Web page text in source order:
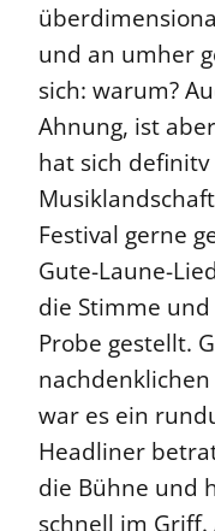
und an umher
sich: warum?
Ahnung, ist
hat sich
Festival gerne
Gute-Laune-
die Stimme
Probe gestellt.
nachdenklichen
war es ein
Headliner
die Bühne und
schnell im Griff.